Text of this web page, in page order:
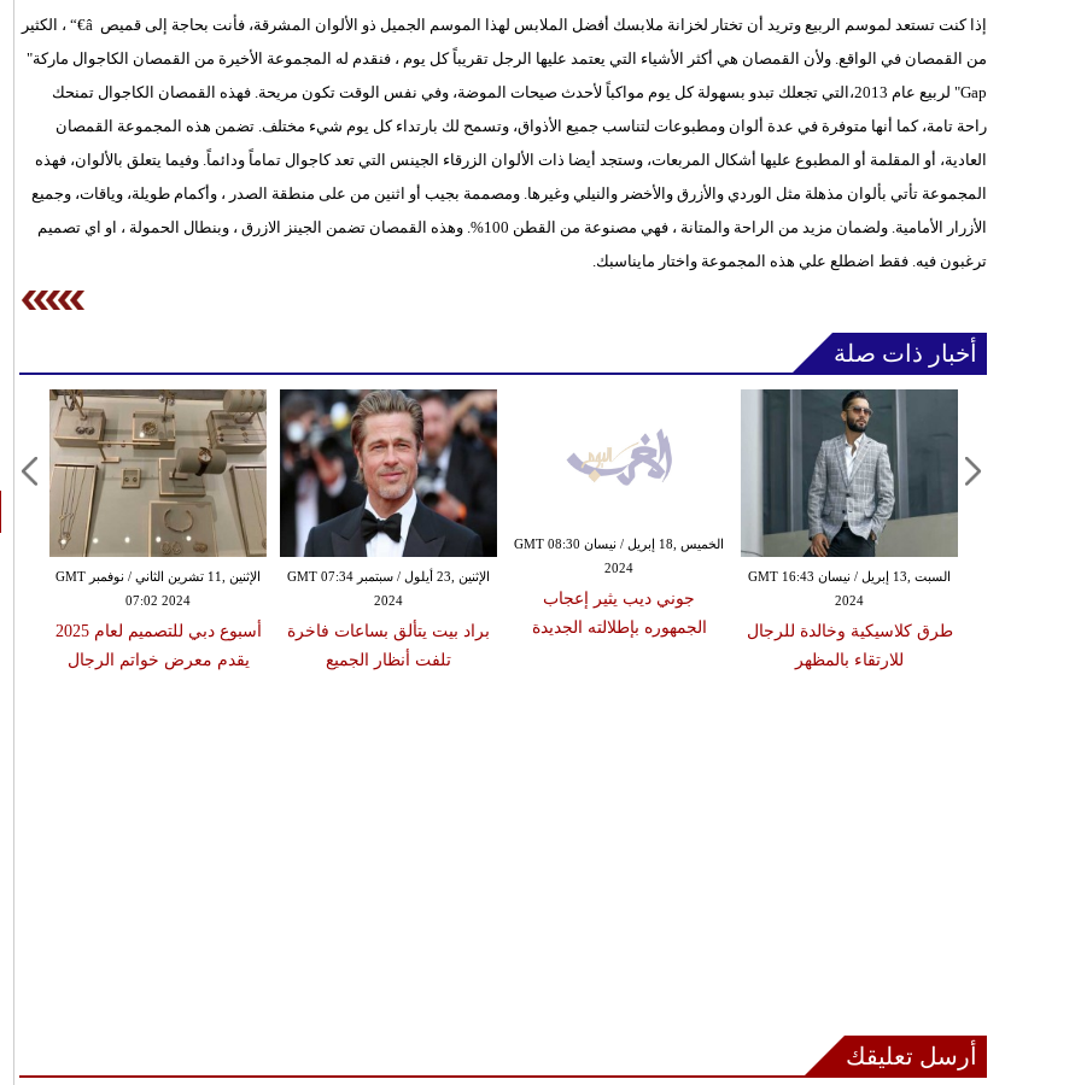
إذا كنت تستعد لموسم الربيع وتريد أن تختار لخزانة ملابسك أفضل الملابس لهذا الموسم الجميل ذو الألوان المشرقة، فأنت بحاجة إلى قميص â€“ ، الكثير
من القمصان في الواقع. ولأن القمصان هي أكثر الأشياء التي يعتمد عليها الرجل تقريباً كل يوم ، فنقدم له المجموعة الأخيرة من القمصان الكاجوال ماركة"
Gap" لربيع عام 2013،التي تجعلك تبدو بسهولة كل يوم مواكباً لأحدث صيحات الموضة، وفي نفس الوقت تكون مريحة. فهذه القمصان الكاجوال تمنحك
راحة تامة، كما أنها متوفرة في عدة ألوان ومطبوعات لتناسب جميع الأذواق، وتسمح لك بارتداء كل يوم شيء مختلف. تضمن هذه المجموعة القمصان
العادية، أو المقلمة أو المطبوع عليها أشكال المربعات، وستجد أيضا ذات الألوان الزرقاء الجينس التي تعد كاجوال تماماً ودائماً. وفيما يتعلق بالألوان، فهذه
المجموعة تأتي بألوان مذهلة مثل الوردي والأزرق والأخضر والنيلي وغيرها. ومصممة بجيب أو اثنين من على منطقة الصدر ، وأكمام طويلة، وياقات، وجميع
الأزرار الأمامية. ولضمان مزيد من الراحة والمتانة ، فهي مصنوعة من القطن 100%. وهذه القمصان تضمن الجينز الازرق ، وبنطال الحمولة ، او اي تصميم
ترغبون فيه. فقط اضطلع علي هذه المجموعة واختار مايناسبك.
أخبار ذات صلة
الإثنين ,11 تشرين الثاني / نوفمبر GMT
07:02 2024
أسبوع دبي للتصميم لعام 2025
يقدم معرض خواتم الرجال
الإثنين ,23 أيلول / سبتمبر GMT 07:34
2024
براد بيت يتألق بساعات فاخرة
تلفت أنظار الجميع
الخميس ,18 إبريل / نيسان GMT 08:30
2024
جوني ديب يثير إعجاب
الجمهوره بإطلالته الجديدة
السبت ,13 إبريل / نيسان GMT 16:43
2024
طرق كلاسيكية وخالدة للرجال
للارتقاء بالمظهر
أرسل تعليقك